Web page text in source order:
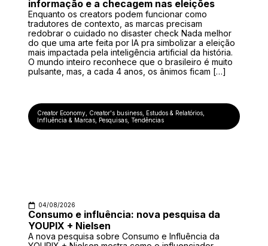
informação e a checagem nas eleições
Enquanto os creators podem funcionar como
tradutores de contexto, as marcas precisam
redobrar o cuidado no disaster check Nada melhor
do que uma arte feita por IA pra simbolizar a eleição
mais impactada pela inteligência artificial da história.
O mundo inteiro reconhece que o brasileiro é muito
pulsante, mas, a cada 4 anos, os ânimos ficam […]
Creator Economy Creator's business Estudos & Relatórios
Influência & Marcas Pesquisas ,Tendências
04/08/2026
Consumo e influência: nova pesquisa da
YOUPIX + Nielsen
A nova pesquisa sobre Consumo e Influência da